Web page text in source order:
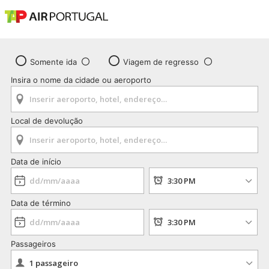
Somente ida
Viagem de regresso
Insira o nome da cidade ou aeroporto
Local de devolução
Data de início
Data de término
Passageiros